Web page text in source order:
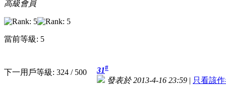
高級會員
當前等級: 5
下一用戶等級: 324 / 500 31#
發表於 2013-4-16 23:59 | 只看該